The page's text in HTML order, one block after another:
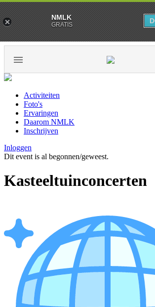
Activiteiten
Foto's
Ervaringen
Daarom NMLK
Inschrijven
Inloggen
Dit event is al begonnen/geweest.
Kasteeltuinconcerten
NMLK
GRATIS